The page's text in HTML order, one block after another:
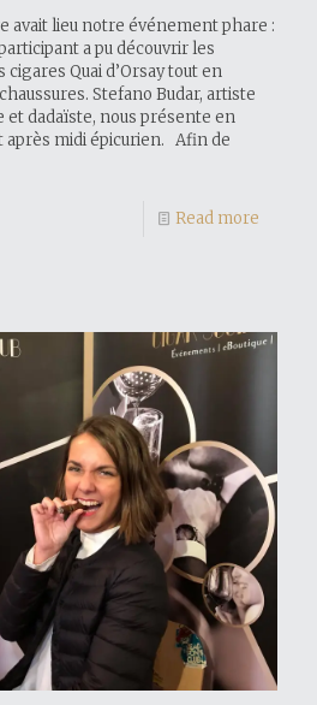
avait lieu notre événement phare :
a pu découvrir les
Quai d’Orsay tout en
Stefano Budar, artiste
dadaïste, nous présente en
après midi épicurien. Afin de
Read more